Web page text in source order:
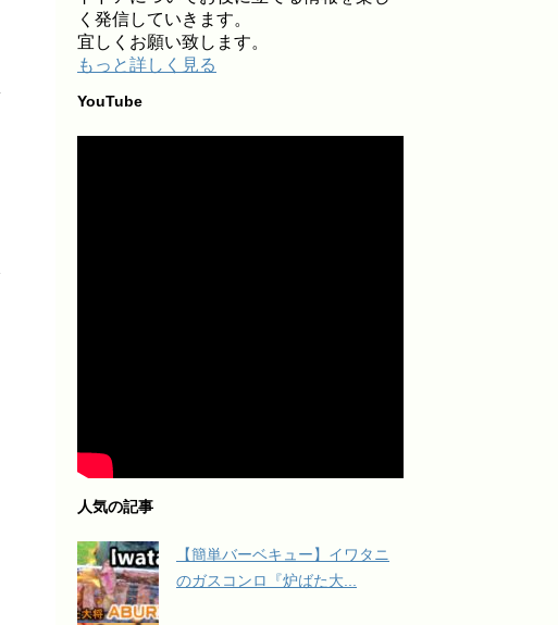
く発信していきます。
宜しくお願い致します。
もっと詳しく見る
YouTube
人気の記事
【簡単バーベキュー】イワタニ
のガスコンロ『炉ばた大...